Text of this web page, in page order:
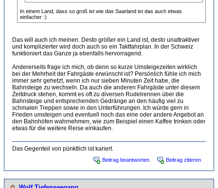
In einem Land, dass so groß ist wie das Saarland ist das auch etwas
einfacher :)
Das will auch ich meinen. Desto größer ein Land ist, desto unattraktiver
und komplizierter wird doch auch so ein Taktfahrplan. In der Schweiz
funktioniert das Ganze ja ebenfalls hervorragend.
Andererseits frage ich mich, ob denn so kurze Umsteigezeiten wirklich
bei der Mehrheit der Fahrgäste erwünscht ist? Persönlich fühle ich mich
immer sehr gehetzt, wenn ich nur sieben Minuten Zeit habe, die
Bahnsteige zu wechseln. Da auch die anderen Fahrgäste unter diesem
Zeitdruck stehen, kommt es oft zu diversen Rudelrennen über die
Bahnsteige und entsprechenden Gedränge an den häufig viel zu
schmalen Treppen sowie in den Unterführungen. Ich würde gern in
Frieden umsteigen und eventuell noch das eine oder andere Angebot an
den Bahnhöfen wahrnehmen, wie zum Beispiel einen Kaffee trinken oder
etwas für die weitere Reise einkaufen.
Das Gegenteil von pünktlich ist kariert.
Beitrag beantworten Beitrag zitieren